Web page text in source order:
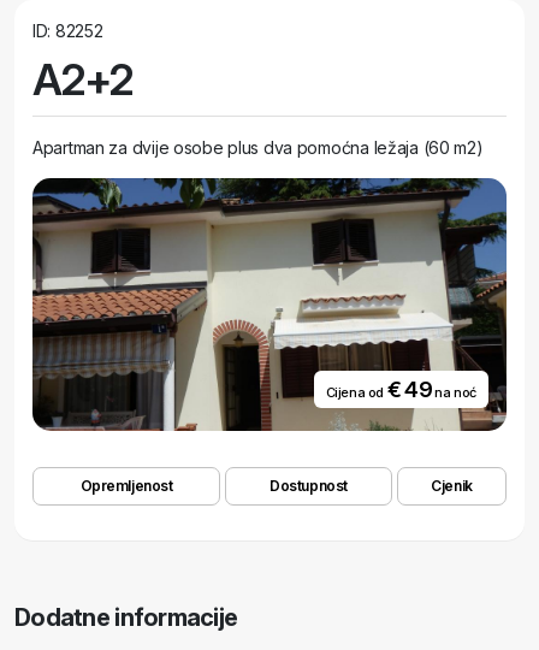
ID: 82252
A2+2
Apartman za dvije osobe plus dva pomoćna ležaja (60 m2)
Cijena od € 49na noć
Opremljenost Dostupnost Cjenik
Dodatne informacije